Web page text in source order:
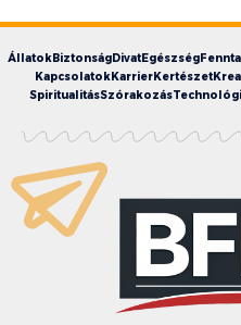
ÁllatokBiztonságDivatEgészség
KapcsolatokKarrierKertészet
SpiritualitásSzórakozás